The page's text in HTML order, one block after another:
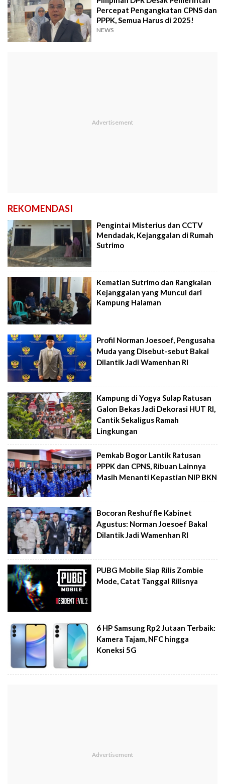
Percepat Pengangkatan CPNS dan
PPPK, Semua Harus di 2025!
NEWS
REKOMENDASI
Pengintai Misterius dan CCTV
Mendadak, Kejanggalan di Rumah
Sutrimo
Kematian Sutrimo dan Rangkaian
Kejanggalan yang Muncul dari
Kampung Halaman
Profil Norman Joesoef, Pengusaha
Muda yang Disebut-sebut Bakal
Dilantik Jadi Wamenhan RI
Kampung di Yogya Sulap Ratusan
Galon Bekas Jadi Dekorasi HUT RI,
Cantik Sekaligus Ramah
Lingkungan
Pemkab Bogor Lantik Ratusan
PPPK dan CPNS, Ribuan Lainnya
Masih Menanti Kepastian NIP BKN
Bocoran Reshuffle Kabinet
Agustus: Norman Joesoef Bakal
Dilantik Jadi Wamenhan RI
PUBG Mobile Siap Rilis Zombie
Mode, Catat Tanggal Rilisnya
6 HP Samsung Rp2 Jutaan Terbaik:
Kamera Tajam, NFC hingga
Koneksi 5G